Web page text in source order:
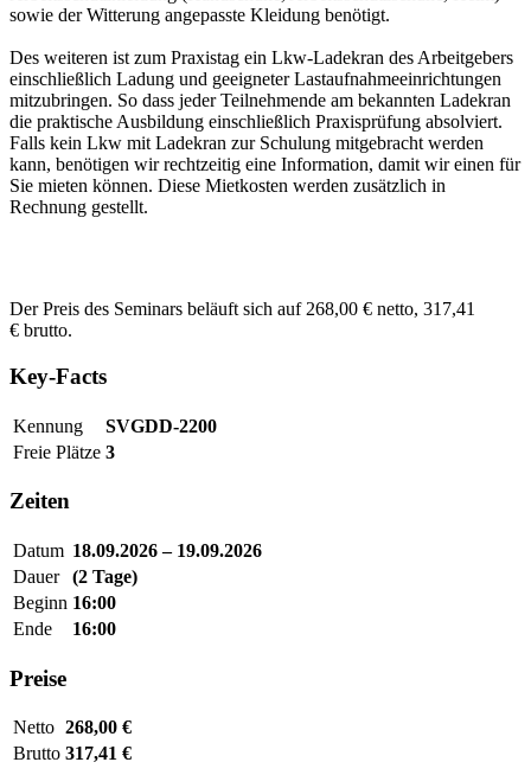
sowie der Witterung angepasste Kleidung benötigt.
Des weiteren ist zum Praxistag ein Lkw-Ladekran des Arbeitgebers
einschließlich Ladung und geeigneter Lastaufnahmeeinrichtungen
mitzubringen. So dass jeder Teilnehmende am bekannten Ladekran
die praktische Ausbildung einschließlich Praxisprüfung absolviert.
Falls kein Lkw mit Ladekran zur Schulung mitgebracht werden
kann, benötigen wir rechtzeitig eine Information, damit wir einen für
Sie mieten können. Diese Mietkosten werden zusätzlich in
Rechnung gestellt.
Der Preis des Seminars beläuft sich auf 268,00 € netto, 317,41
€ brutto.
Key-Facts
Kennung
SVGDD-2200
Freie Plätze 3
Zeiten
Datum 18.09.2026 – 19.09.2026
Dauer
(2 Tage)
Beginn 16:00
Ende
16:00
Preise
Netto 268,00 €
Brutto 317,41 €